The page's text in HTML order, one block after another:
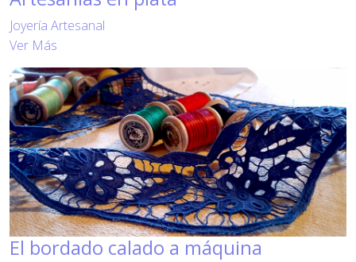
Joyería Artesanal
Ver Más
El bordado calado a máquina